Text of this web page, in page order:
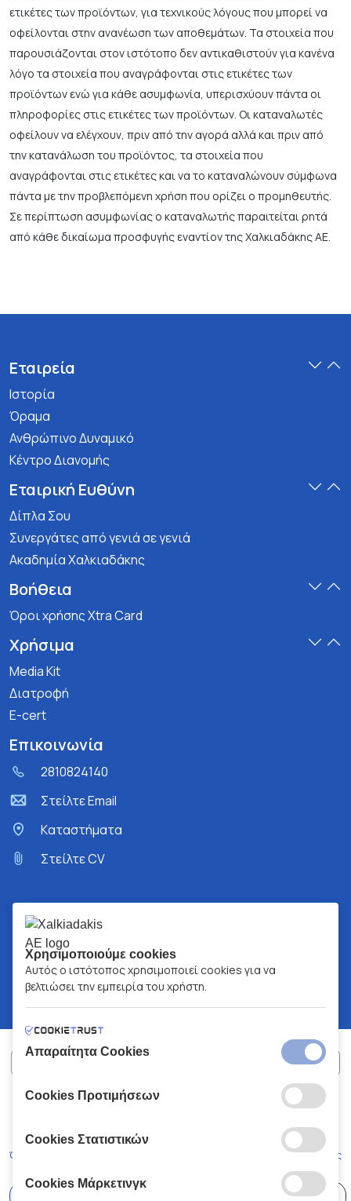
ετικέτες των προϊόντων, για τεχνικούς λόγους που μπορεί να
οφείλονται στην ανανέωση των αποθεμάτων. Τα στοιχεία που
παρουσιάζονται στον ιστότοπο δεν αντικαθιστούν για κανένα
λόγο τα στοιχεία που αναγράφονται στις ετικέτες των
προϊόντων ενώ για κάθε ασυμφωνία, υπερισχύουν πάντα οι
πληροφορίες στις ετικέτες των προϊόντων. Οι καταναλωτές
οφείλουν να ελέγχουν, πριν από την αγορά αλλά και πριν από
την κατανάλωση του προϊόντος, τα στοιχεία που
αναγράφονται στις ετικέτες και να το καταναλώνουν σύμφωνα
πάντα με την προβλεπόμενη χρήση που ορίζει ο προμηθευτής.
Σε περίπτωση ασυμφωνίας ο καταναλωτής παραιτείται ρητά
από κάθε δικαίωμα προσφυγής εναντίον της Χαλκιαδάκης ΑΕ.
Εταιρεία
Ιστορία
Όραμα
Ανθρώπινο Δυναμικό
Κέντρο Διανομής
Εταιρική Ευθύνη
Δίπλα Σου
Συνεργάτες από γενιά σε γενιά
Ακαδημία Χαλκιαδάκης
Βοήθεια
Όροι χρήσης Xtra Card
Χρήσιμα
Media Kit
Διατροφή
E-cert
Επικοινωνία
2810824140
Στείλτε Email
Kαταστήματα
Στείλτε CV
ΧΑΛΚΙΑΔΑΚΗΣ Α.Ε.
Όροι και Προϋποθέσεις Κώδικας Δεοντολογίας
Χρησιμοποιούμε cookies
Αυτός ο ιστότοπος χρησιμοποιεί cookies για να
βελτιώσει την εμπειρία του χρήστη.
Απαραίτητα Cookies
Cookies Προτιμήσεων
Cookies Στατιστικών
Cookies Μάρκετινγκ